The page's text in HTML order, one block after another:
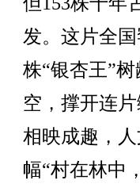
发。这片全
株“银杏王”
空，撑开连
相映成趣，
幅“村在林中